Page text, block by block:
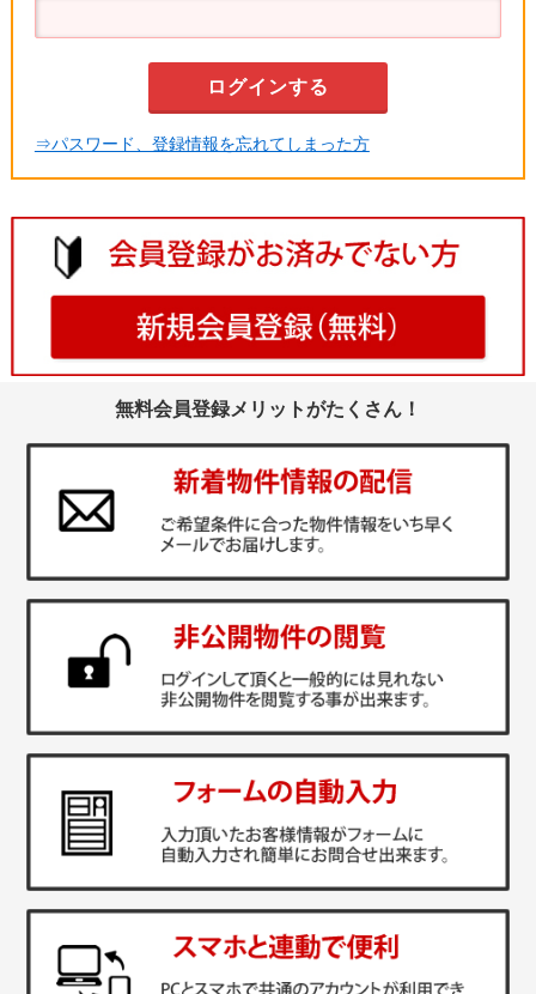
⇒パスワード、登録情報を忘れてしまった方
無料会員登録メリットがたくさん！